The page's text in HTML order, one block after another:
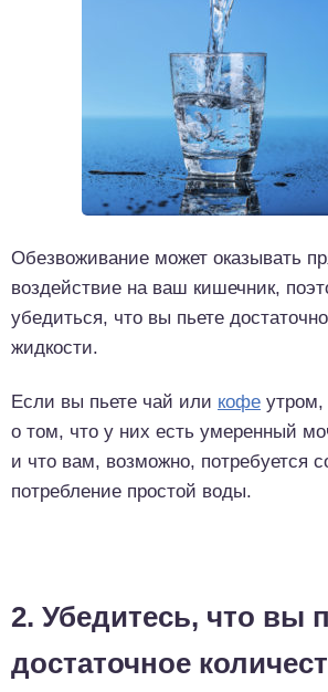
Обезвоживание может оказывать
воздействие на ваш кишечник,
убедиться, что вы пьете
жидкости.
Если вы пьете чай или кофе
о том, что у них есть умеренный
и что вам, возможно, потребуется
потребление простой воды.
2. Убедитесь, что вы
достаточное